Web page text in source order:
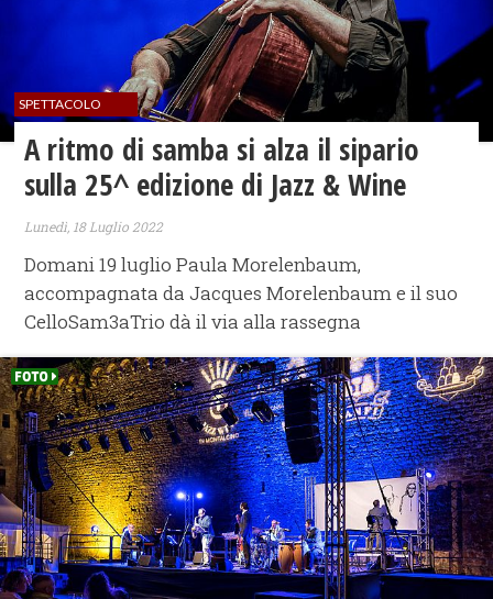
SPETTACOLO
A ritmo di samba si alza il sipario
sulla 25^ edizione di Jazz & Wine
Lunedì, 18 Luglio 2022
Domani 19 luglio Paula Morelenbaum,
accompagnata da Jacques Morelenbaum e il suo
CelloSam3aTrio dà il via alla rassegna